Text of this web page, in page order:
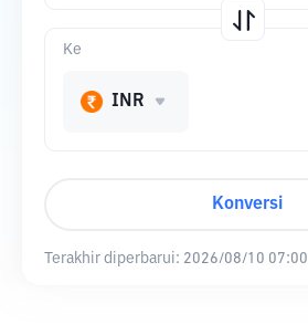
Ke
INR
Konversi
Terakhir diperbarui: 2026/08/10 07:00